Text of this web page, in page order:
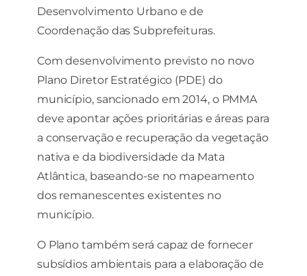
Desenvolvimento Urbano e de
Coordenação das Subprefeituras.
Com desenvolvimento previsto no novo
Plano Diretor Estratégico (PDE) do
município, sancionado em 2014, o PMMA
deve apontar ações prioritárias e áreas para
a conservação e recuperação da vegetação
nativa e da biodiversidade da Mata
Atlântica, baseando-se no mapeamento
dos remanescentes existentes no
município.
O Plano também será capaz de fornecer
subsídios ambientais para a elaboração de